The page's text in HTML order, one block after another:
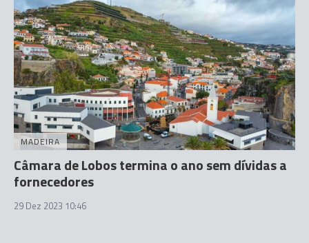
MADEIRA
Câmara de Lobos termina o ano sem dívidas a
fornecedores
29 Dez 2023 10:46